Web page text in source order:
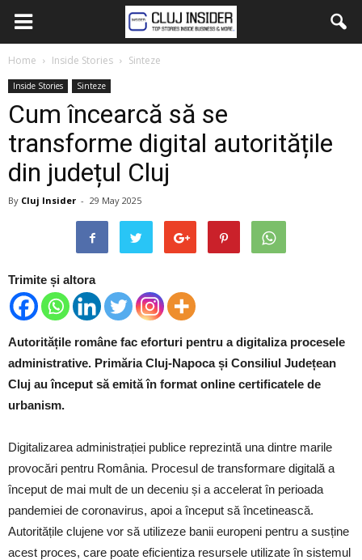
Home Inside Stories Sinteze
Inside Stories Sinteze
Cum încearcă să se
transforme digital autoritățile
din județul Cluj
By Cluj Insider - 29 May 2025
Trimite și altora
Autoritățile române fac eforturi pentru a digitaliza procesele
administrative. Primăria Cluj-Napoca și Consiliul Județean
Cluj au început să emită în format online certificatele de
urbanism.
Digitalizarea administrației publice reprezintă una dintre marile
provocări pentru România. Procesul de transformare digitală a
început de mai mult de un deceniu și a accelerat în perioada
pandemiei de coronavirus, apoi a început să încetinească.
Autoritățile clujene vor să utilizeze banii europeni pentru a susține
acest proces, care poate eficientiza resursele utilizate în sistemul